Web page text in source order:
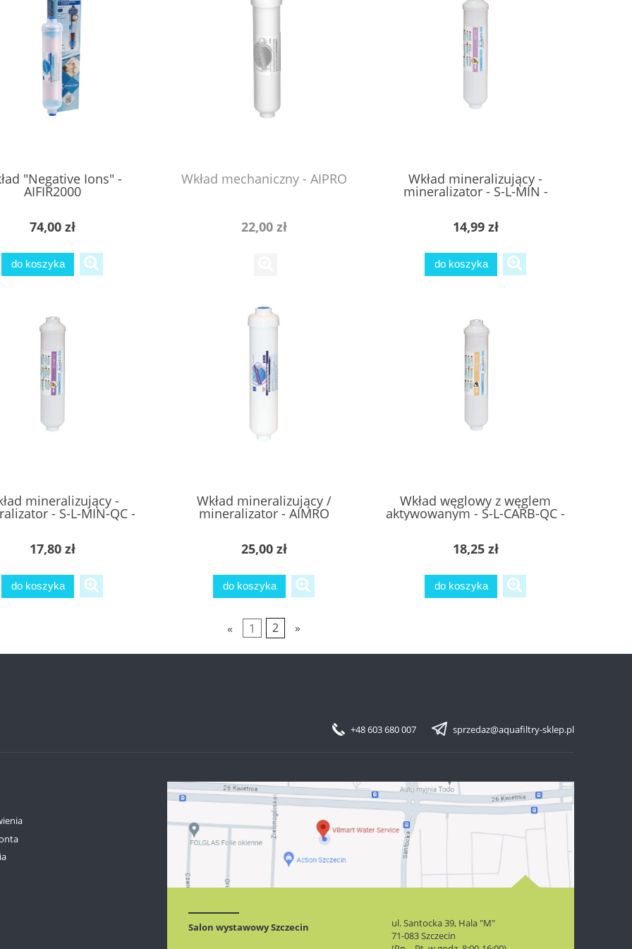
"Negative Ions" -
AIFIR2000
74,00 zł
do koszyka
Wkład mechaniczny - AIPRO
22,00 zł
Wkład mineralizujący -
mineralizator - S-L-MIN -
14,99 zł
do koszyka
mineralizujący -
- S-L-MIN-QC -
17,80 zł
do koszyka
Wkład mineralizujący /
mineralizator - AIMRO
25,00 zł
do koszyka
Wkład węglowy z węglem
aktywowanym - S-L-CARB-QC -
SUPREME
18,25 zł
do koszyka
« 1 2 »
+48 603 680 007 sprzedaz@aquafiltry-sklep.pl
Salon wystawowy Szczecin
ul. Santocka 39, Hala "M"
71-083 Szczecin